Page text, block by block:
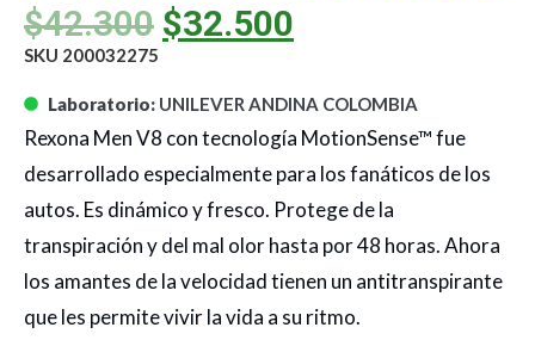
$42.300 $32.500
SKU 200032275
Laboratorio: UNILEVER ANDINA COLOMBIA
Rexona Men V8 con tecnología MotionSense™ fue
desarrollado especialmente para los fanáticos de los
autos. Es dinámico y fresco. Protege de la
transpiración y del mal olor hasta por 48 horas. Ahora
los amantes de la velocidad tienen un antitranspirante
que les permite vivir la vida a su ritmo.